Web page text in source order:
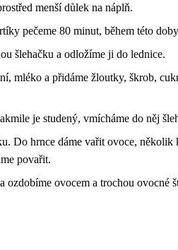
menší důlek na náplň.
pečeme 80 minut, během této
šlehačku a odložíme ji do lednice.
mléko a přidáme žloutky, škrob,
je studený, vmícháme do něj
Do hrnce dáme vařit ovoce,
povařit.
ovocem a trochou ovocné